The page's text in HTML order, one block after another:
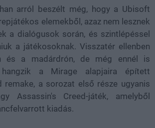
arról beszélt még, hogy a Ubisoft
elemekből, azaz nem lesznek
a dialógusok során, és szintlépéssel
a játékosoknak. Visszatér ellenben
és a madárdrón, de még ennél is
hangzik a Mirage alapjaira épített
remake, a sorozat első része ugyanis
Assassin's Creed-játék, amelyből
kiadás.